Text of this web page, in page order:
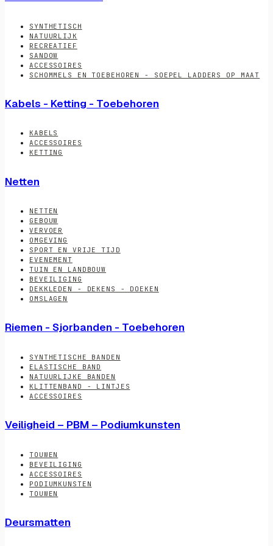
SYNTHETISCH
NATUURLIJK
RECREATIEF
SANDOW
ACCESSOIRES
SCHOMMELS EN TOEBEHOREN - SOEPEL LADDERS OP MAAT
Kabels - Ketting - Toebehoren
KABELS
ACCESSOIRES
KETTING
Netten
NETTEN
GEBOUW
VERVOER
OMGEVING
SPORT EN VRIJE TIJD
EVENEMENT
TUIN EN LANDBOUW
BEVEILIGING
DEKKLEDEN - DEKENS - DOEKEN
OMSLAGEN
Riemen - Sjorbanden - Toebehoren
SYNTHETISCHE BANDEN
ELASTISCHE BAND
NATUURLIJKE BANDEN
KLITTENBAND - LINTJES
ACCESSOIRES
Veiligheid – PBM – Podiumkunsten
TOUWEN
BEVEILIGING
ACCESSOIRES
PODIUMKUNSTEN
TOUWEN
Deursmatten